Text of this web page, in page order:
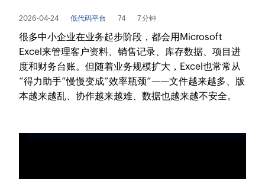
2026-04-24 低代码平台 74 7 分钟
很多中小企业在业务起步阶段，都会用Microsoft
Excel来管理客户资料、销售记录、库存数据、项目进
度和财务台账。但随着业务规模扩大，Excel也常常从
“得力助手”慢慢变成“效率瓶颈”——文件越来越多、版
本越来越乱、协作越来越难、数据也越来越不安全。